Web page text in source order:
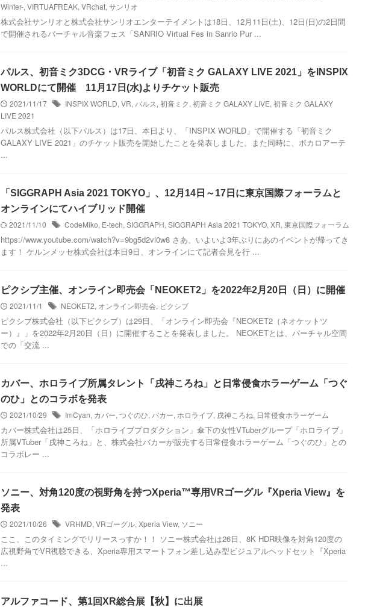
Winter-, VIRTUAFREAK, VRchat, サンリオ
株式会社サンリオと株式会社サンリオエンターテイメントは18日、12月11日(土)、12日(日)の2日間
で開催されるバーチャル音楽フェス「SANRIO Virtual Fes in Sanrio Pur ...
パルス、初音ミク3DCG・VRライブ「初音ミク GALAXY LIVE 2021」をINSPIX
WORLDにて開催 11月17日(水)よりチケット販売
2021/11/17
INSPIX WORLD, VR, バルス, 初音ミク, 初音ミク GALAXY LIVE, 初音ミク GALAXY
LIVE 2021
パルス株式会社（以下パルス）は17日、本日より、「INSPIX WORLD」で開催する「初音ミク
GALAXY LIVE 2021」のチケット販売を開始したことを発表しました。また同時に、ボカロアーテ
...
「SIGGRAPH Asia 2021 TOKYO」、12月14日～17日に東京国際フォーラムと
オンラインにてハイブリッド開催
2021/11/10
CodeMiko, E-tech, SIGGRAPH, SIGGRAPH Asia 2021 TOKYO, XR, 東京国際フォーラム
https://www.youtube.com/watch?v=9bg5d2vl0w8 さあ、いよいよ3年ぶりにあのイベントが帰ってき
ます！ ケルンメッセ株式会社は本日9日、オンラインにて記者会見を行 ...
ピクシブ主催、オンライン即売会「NEOKET2」を2022年2月20日（日）に開催
2021/11/1
NEOKET2, オンライン即売会, ピクシブ
ピクシブ株式会社（以下ピクシブ）は29日、「オンライン即売会『NEOKET2（ネオケットツ
ー）』」を2022年2月20日（日）に開催することを発表しました。 NEOKETとは、バーチャル空間
での「交流 ...
カバー、ホロライブ所属タレント「戌神ころね」と日常侵食ホラーゲーム「つぐ
のひ」とのコラボを発表
2021/10/29
ImCyan, カバー, つぐのひ, バカー, ホロライブ, 戌神ころね, 日常侵食ホラーゲーム
カバー株式会社は25日、「ホロライブプロダクション」傘下の女性VTuberグループ「ホロライブ」
所属VTuber「戌神ころね」と、株式会社バカーが販売する日常侵食ホラーゲーム「つぐのひ」との
コラボレー ...
ソニー、対角120度の視野角を持つXperia™専用VRゴーグル『Xperia View』を
発表
2021/10/26
VRHMD, VRゴーグル, Xperia View, ソニー
ここ、このタイミングでリリースっすか！！ ソニー株式会社は26日、8K HDR映像を対角120度の
広視野角でVR視聴できる、Xperia専用スマートフォン差し込み型ビジュアルヘッドセット『Xperia
...
アルファコード、第1回XR総合展【秋】に出展